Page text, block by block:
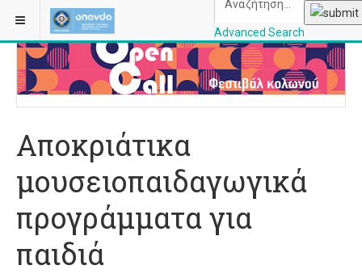
Advanced Search
ΒΡΊΣΚΕΣΤΕ ΕΔΏ: ΑΡΧΙΚΉ
Αποκριάτικα
μουσειοπαιδαγωγικά
προγράμματα για
παιδιά